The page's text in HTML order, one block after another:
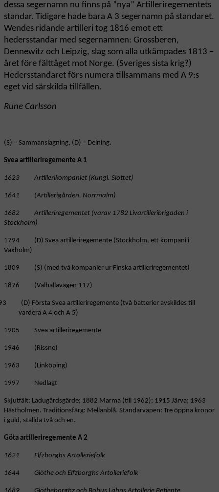
dessa segernamn nu finns på ”nya” Artilleriregementets
standar. Tidigare hade bara A 3 segernamn på standaret.
Wendes ridande artilleri tog 1816 emot ett
hedersstandar med segernamnen: Grossberen,
Dennewitz och Leipzig, slag som alla utkämpades 1813 –
året före fälttåget mot Norge. (Sveriges sista krig?)
Hedersstandaret förs numera tillsammans med A 9:s
eget vid särskilda tillfällen.
Rune Carlsson
(S) = Sammanslagning, (D) = Delning.
Svea artilleriregemente A 1
1623 Artillerikompaniet (Kungl. Slottet)
1641 (Artillerigården, Norrmalm)
1682 Artilleriregementet (varav 1782 Livartilleribrigaden i
Stockholm)
1794 (D) Svea artilleriregemente (Stockholm, ett kompani i
Vaxholm)
1809 (S) (med två kompanier ur Finska artilleriregementet)
1876 (Valhallavägen 117)
(D) Första Svea artilleriregemente (två batterier avskildes till
vardera A 4 och A 5)
1905 Svea artilleriregemente
1946 (Rissne)
1963 (Linköping)
1997 Nedlagt
Skjutfält: Ladugårdsgärde; 1882 Marma (till 1962); 1915 Järva; 1963
Hästholmen. Traditionsfärg: Mellanblå. Standarvapen: Tre öppna kronor
i guld, ställda två och en.
Göta artilleriregemente A 2
1621 Elfzborghs Artolleriefolk
1644 Giöthe och Elfzborghs Artolleriefolk